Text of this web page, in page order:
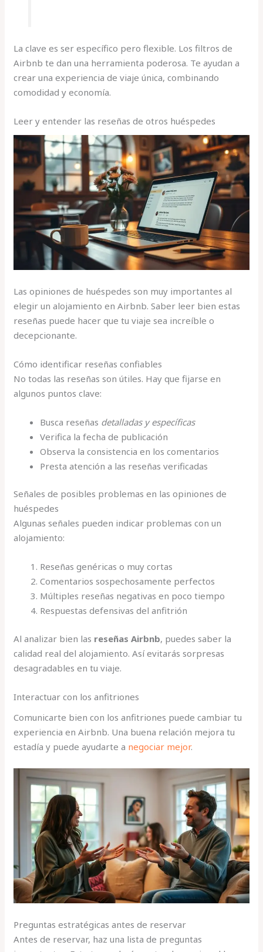
La clave es ser específico pero flexible. Los filtros de
Airbnb te dan una herramienta poderosa. Te ayudan a
crear una experiencia de viaje única, combinando
comodidad y economía.
Leer y entender las reseñas de otros huéspedes
Las opiniones de huéspedes son muy importantes al
elegir un alojamiento en Airbnb. Saber leer bien estas
reseñas puede hacer que tu viaje sea increíble o
decepcionante.
Cómo identificar reseñas confiables
No todas las reseñas son útiles. Hay que fijarse en
algunos puntos clave:
Busca reseñas detalladas y específicas
Verifica la fecha de publicación
Observa la consistencia en los comentarios
Presta atención a las reseñas verificadas
Señales de posibles problemas en las opiniones de
huéspedes
Algunas señales pueden indicar problemas con un
alojamiento:
Reseñas genéricas o muy cortas
Comentarios sospechosamente perfectos
Múltiples reseñas negativas en poco tiempo
Respuestas defensivas del anfitrión
Al analizar bien las reseñas Airbnb, puedes saber la
calidad real del alojamiento. Así evitarás sorpresas
desagradables en tu viaje.
Interactuar con los anfitriones
Comunicarte bien con los anfitriones puede cambiar tu
experiencia en Airbnb. Una buena relación mejora tu
estadía y puede ayudarte a negociar mejor.
Preguntas estratégicas antes de reservar
Antes de reservar, haz una lista de preguntas